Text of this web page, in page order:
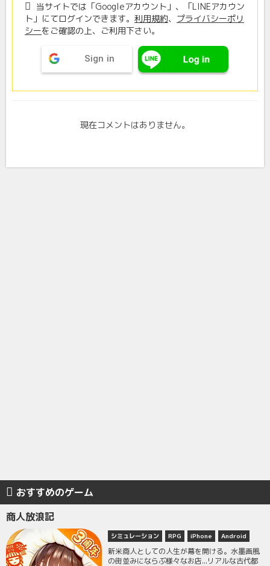
当サイトでは「Googleアカウント」、「LINEアカウン
ト」にてログインできます。 利用規約、 プライバシーポリ
シーをご確認の上、ご利用下さい。
Sign in
現在コメントはありません。
おすすめのゲーム
商人放浪記
シミュレーション RPG iPhone Android
新米商人としての人生が幕を開ける。水墨画風
の街並みにならぶ様々なお店...リアルな古代都